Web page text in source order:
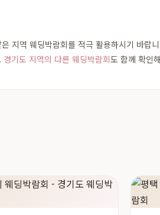
지역 웨딩박람회를 적극 활용하시기 바
경기도 지역의 다른 웨딩박람회도 함께 확인